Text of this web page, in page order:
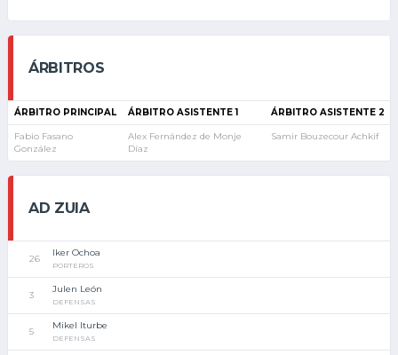
ÁRBITROS
ÁRBITRO PRINCIPAL ÁRBITRO ASISTENTE 1 ÁRBITRO ASISTENTE 2
Fabio Fasano
González
Alex Fernández de Monje
Díaz
Samir Bouzecour Achkif
AD ZUIA
26
Iker Ochoa
PORTEROS
3
Julen León
DEFENSAS
5
Mikel Iturbe
DEFENSAS